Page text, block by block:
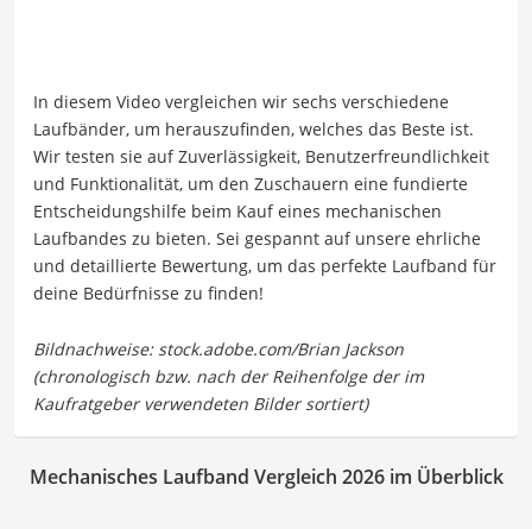
In diesem Video vergleichen wir sechs verschiedene
Laufbänder, um herauszufinden, welches das Beste ist.
Wir testen sie auf Zuverlässigkeit, Benutzerfreundlichkeit
und Funktionalität, um den Zuschauern eine fundierte
Entscheidungshilfe beim Kauf eines mechanischen
Laufbandes zu bieten. Sei gespannt auf unsere ehrliche
und detaillierte Bewertung, um das perfekte Laufband für
deine Bedürfnisse zu finden!
Mechanisches Laufband Vergleich 2026 im Überblick